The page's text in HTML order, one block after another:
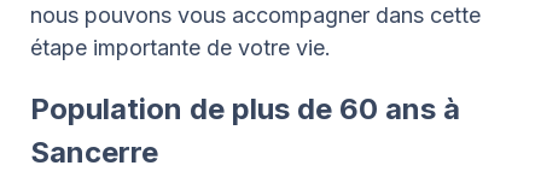
nous pouvons vous accompagner dans cette
étape importante de votre vie.
Population de plus de 60 ans à
Sancerre